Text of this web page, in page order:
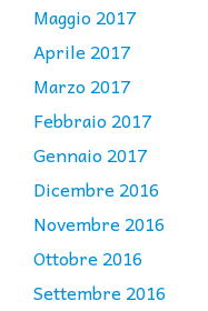
Maggio 2017
Aprile 2017
Marzo 2017
Febbraio 2017
Gennaio 2017
Dicembre 2016
Novembre 2016
Ottobre 2016
Settembre 2016